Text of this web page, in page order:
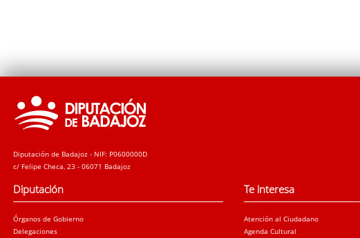
Diputación de Badajoz - NIF: P0600000D
c/ Felipe Checa, 23 - 06071 Badajoz
Diputación
Órganos de Gobierno
Delegaciones
Te interesa
Atención al Ciudadano
Agenda Cultural